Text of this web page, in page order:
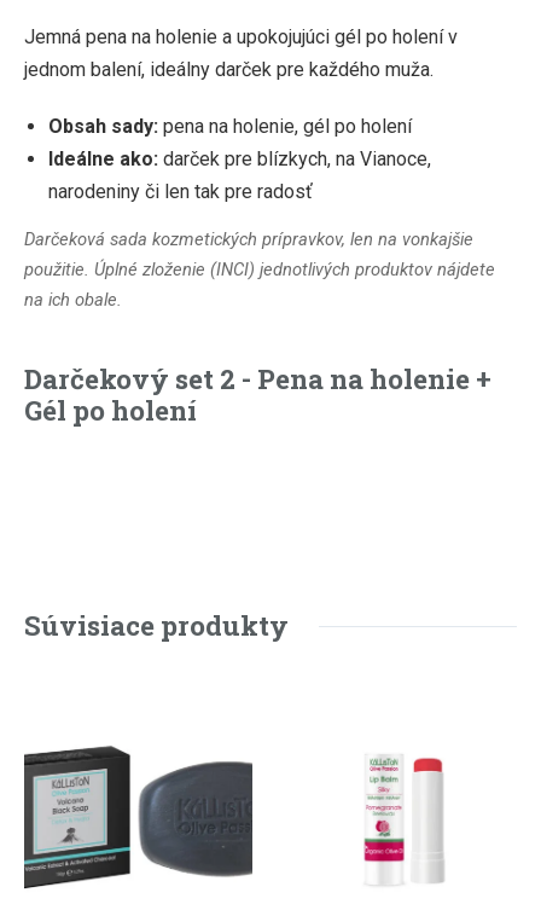
Jemná pena na holenie a upokojujúci gél po holení v
jednom balení, ideálny darček pre každého muža.
Obsah sady: pena na holenie, gél po holení
Ideálne ako: darček pre blízkych, na Vianoce,
narodeniny či len tak pre radosť
Darčeková sada kozmetických prípravkov, len na vonkajšie
použitie. Úplné zloženie (INCI) jednotlivých produktov nájdete
na ich obale.
Darčekový set 2 - Pena na holenie +
Gél po holení
Súvisiace produkty